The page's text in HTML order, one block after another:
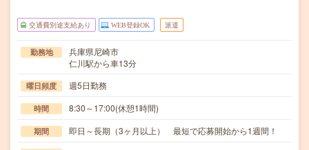
交通費別途支給あり WEB登録OK 派遣
勤務地
兵庫県尼崎市
仁川駅から車13分
曜日頻度 週5日勤務
時間 8:30～17:00(休憩1時間)
期間 即日～長期（3ヶ月以上） 最短で応募開始から1週間！